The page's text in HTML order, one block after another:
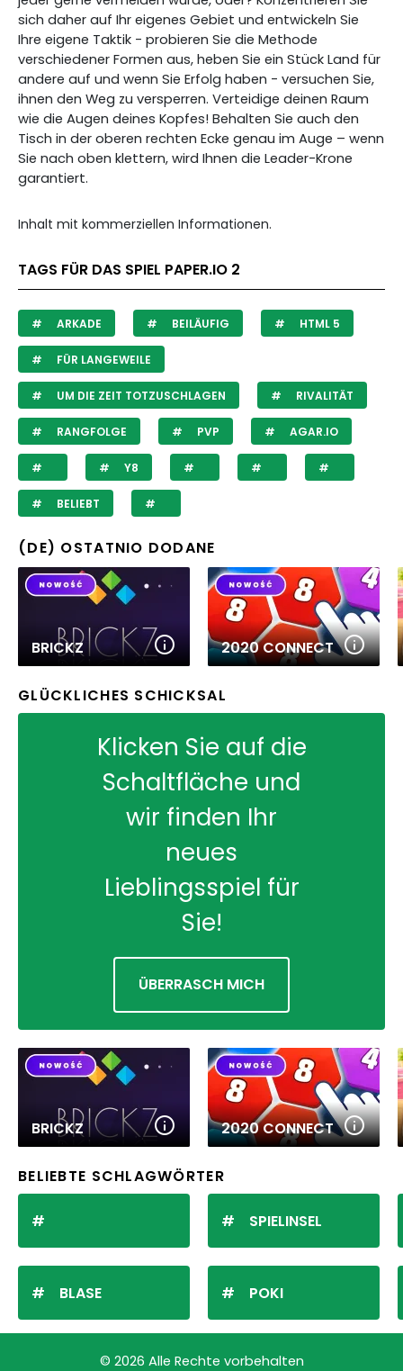
sich daher auf Ihr eigenes Gebiet und entwickeln Sie
Ihre eigene Taktik - probieren Sie die Methode
verschiedener Formen aus, heben Sie ein Stück Land für
andere auf und wenn Sie Erfolg haben - versuchen Sie,
ihnen den Weg zu versperren. Verteidige deinen Raum
wie die Augen deines Kopfes! Behalten Sie auch den
Tisch in der oberen rechten Ecke genau im Auge – wenn
Sie nach oben klettern, wird Ihnen die Leader-Krone
garantiert.
Inhalt mit kommerziellen Informationen.
TAGS FÜR DAS SPIEL PAPER.IO 2
ARKADE BEILÄUFIG HTML 5
FÜR LANGEWEILE
UM DIE ZEIT TOTZUSCHLAGEN RIVALITÄT
RANGFOLGE PVP AGAR.IO
Y8
BELIEBT
(DE) OSTATNIO DODANE
BRICKZ 2020 CONNECT
GLÜCKLICHES SCHICKSAL
Klicken Sie auf die
Schaltfläche und
wir finden Ihr
neues
Lieblingsspiel für
Sie!
ÜBERRASCH MICH
BRICKZ 2020 CONNECT
BELIEBTE SCHLAGWÖRTER
BLASE
SPIELINSEL
POKI
© 2026 Alle Rechte vorbehalten